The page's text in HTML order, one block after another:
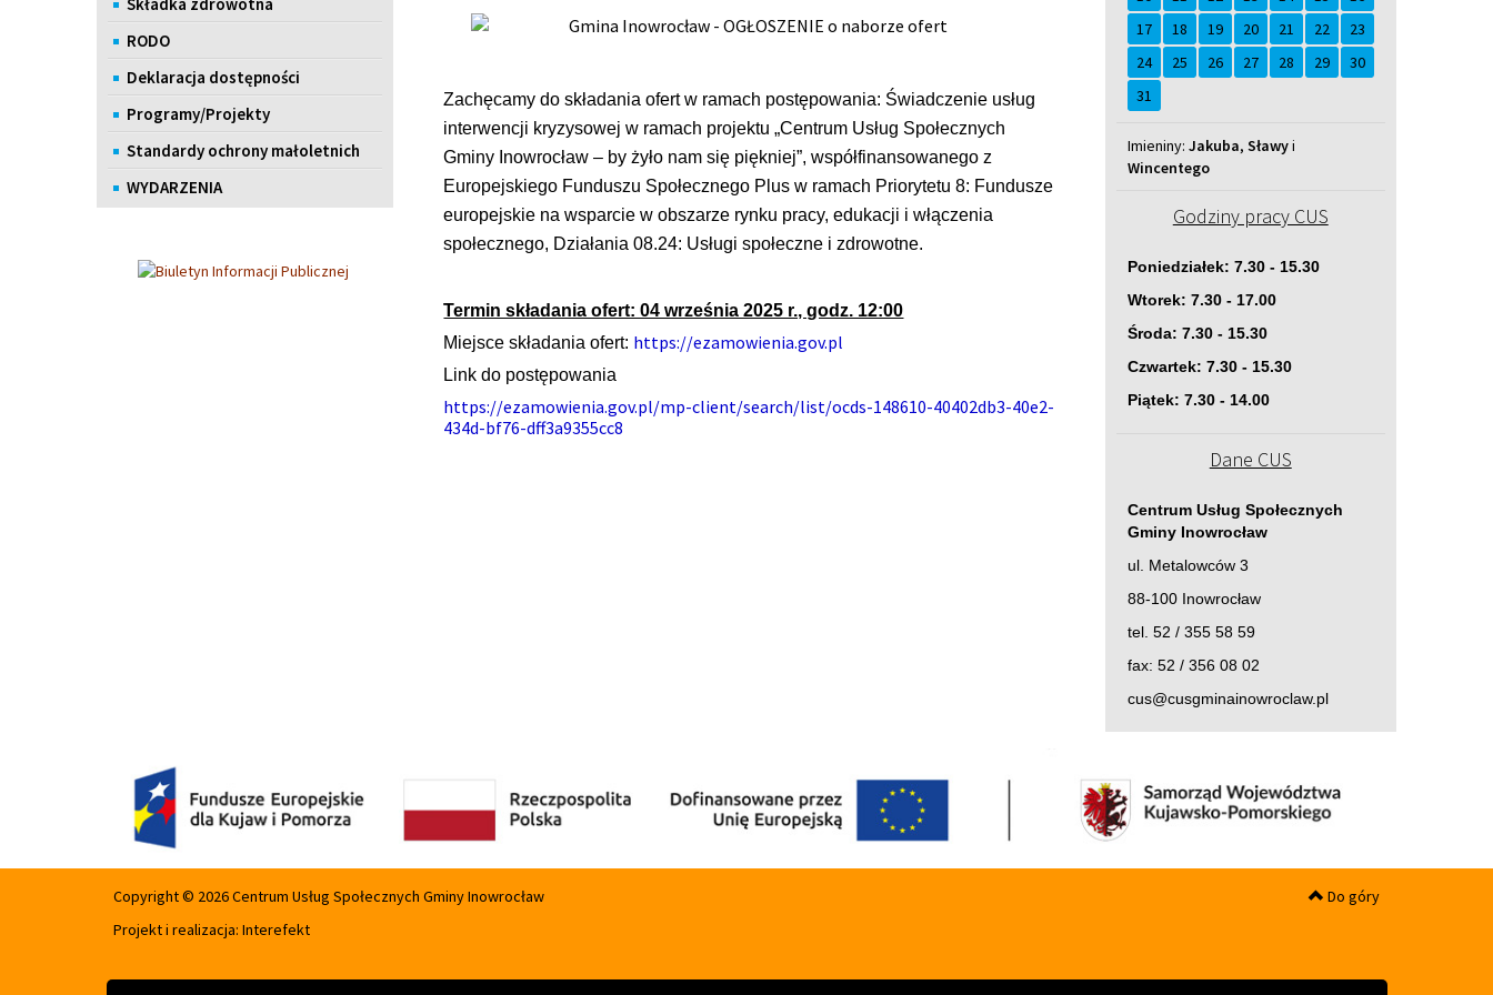
RODO
Deklaracja dostępności
Programy/Projekty
Standardy ochrony małoletnich
WYDARZENIA
Zachęcamy do składania ofert w ramach postępowania: Świadczenie usług
interwencji kryzysowej w ramach projektu „Centrum Usług Społecznych
Gminy Inowrocław – by żyło nam się piękniej”, współfinansowanego z
Europejskiego Funduszu Społecznego Plus w ramach Priorytetu 8: Fundusze
europejskie na wsparcie w obszarze rynku pracy, edukacji i włączenia
społecznego, Działania 08.24: Usługi społeczne i zdrowotne.
Termin składania ofert: 04 września 2025 r., godz. 12:00
Miejsce składania ofert: https://ezamowienia.gov.pl
Link do postępowania
https://ezamowienia.gov.pl/mp-client/search/list/ocds-148610-40402db3-40e2-
434d-bf76-dff3a9355cc8
17
18 19 20 21 22
23
24
25 26 27 28 29
30
31
Imieniny
Imieniny: Jakuba, Sławyi
Wincentego
Godziny pracy CUS
Poniedziałek: 7.30 - 15.30
Wtorek: 7.30 - 17.00
Środa: 7.30 - 15.30
Czwartek: 7.30 - 15.30
Piątek: 7.30 - 14.00
Dane CUS
Centrum Usług Społecznych
Gminy Inowrocław
ul. Metalowców 3
88-100 Inowrocław
tel. 52 / 355 58 59
fax: 52 / 356 08 02
cus@cusgminainowroclaw.pl
Copyright © 2026 Centrum Usług Społecznych Gminy Inowrocław
Projekt i realizacja: Interefekt
Do góry